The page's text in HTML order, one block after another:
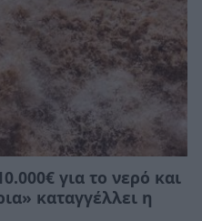
για το νερό και
καταγγέλλει η